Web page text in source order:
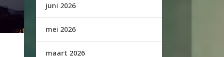
juni 2026
mei 2026
maart 2026